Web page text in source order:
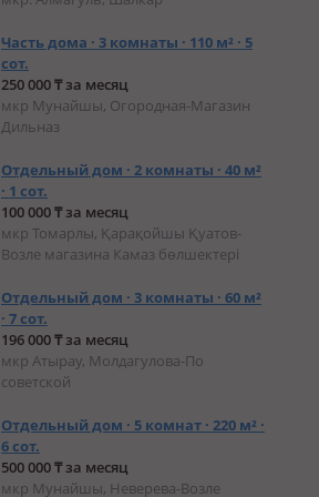
Часть дома · 3 комнаты · 110 м² · 5
сот.
250 000 ₸ за месяц
мкр Мунайшы, Огородная-Магазин
Дильназ
Отдельный дом · 2 комнаты · 40 м²
· 1 сот.
100 000 ₸ за месяц
мкр Томарлы, Қарақойшы Қуатов-
Возле магазина Камаз бөлшектері
Отдельный дом · 3 комнаты · 60 м²
· 7 сот.
196 000 ₸ за месяц
мкр Атырау, Молдагулова-По
советской
Отдельный дом · 5 комнат · 220 м² ·
6 сот.
500 000 ₸ за месяц
мкр Мунайшы, Неверева-Возле